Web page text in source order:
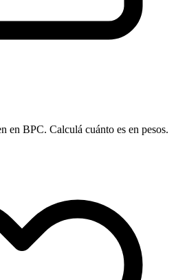
en BPC. Calculá cuánto es en pesos.